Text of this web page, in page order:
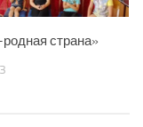
страна»